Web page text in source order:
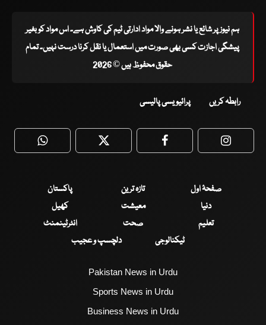
ہم نیوز پر شائع یا نشر ہونے والا مواد ادارتی ٹیم کی کاوش ہے۔ اس مواد کو بغیر
پیشگی اجازت کسی بھی صورت میں استعمال یا نقل کرنا درست نہیں۔ تمام
حقوق محفوظ ہیں © 2026
رابطہ کریں پرائیویسی پالیسی
WhatsApp Twitter Facebook
صفحۂ اول تازہ ترین
پاکستان
دنیا
معیشت
کھیل
تعلیم
صحت
انٹرٹینمنٹ
ٹیکنالوجی
دلچسپ و عجیب
Pakistan News in Urdu
Sports News in Urdu
Business News in Urdu